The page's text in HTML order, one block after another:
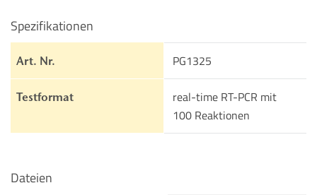
Spezifikationen
Art. Nr. PG1325
Testformat
real-time RT-PCR mit
100 Reaktionen
Dateien